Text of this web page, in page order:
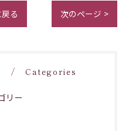
る 次のページ >
Categories
リー